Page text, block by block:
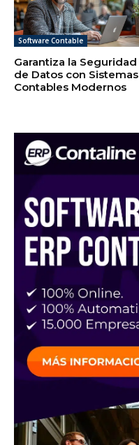
Software Contable
Garantiza la Seguridad
de Datos con Sistemas
Contables Modernos